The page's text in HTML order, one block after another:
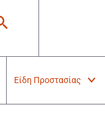
Είδη Προστασίας